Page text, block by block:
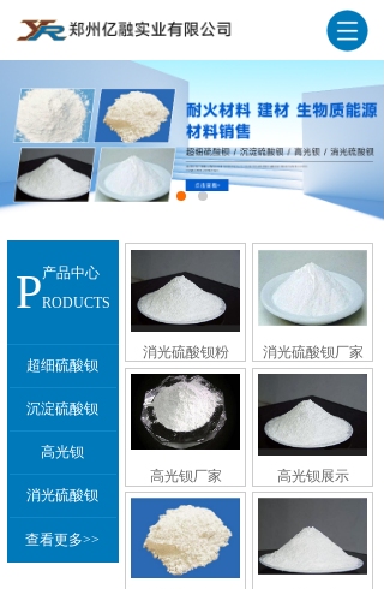
产品中心
PRODUCTS
超细硫酸钡
沉淀硫酸钡
高光钡
消光硫酸钡
查看更多>>
消光硫酸钡粉 消光硫酸钡厂家
高光钡厂家 高光钡展示